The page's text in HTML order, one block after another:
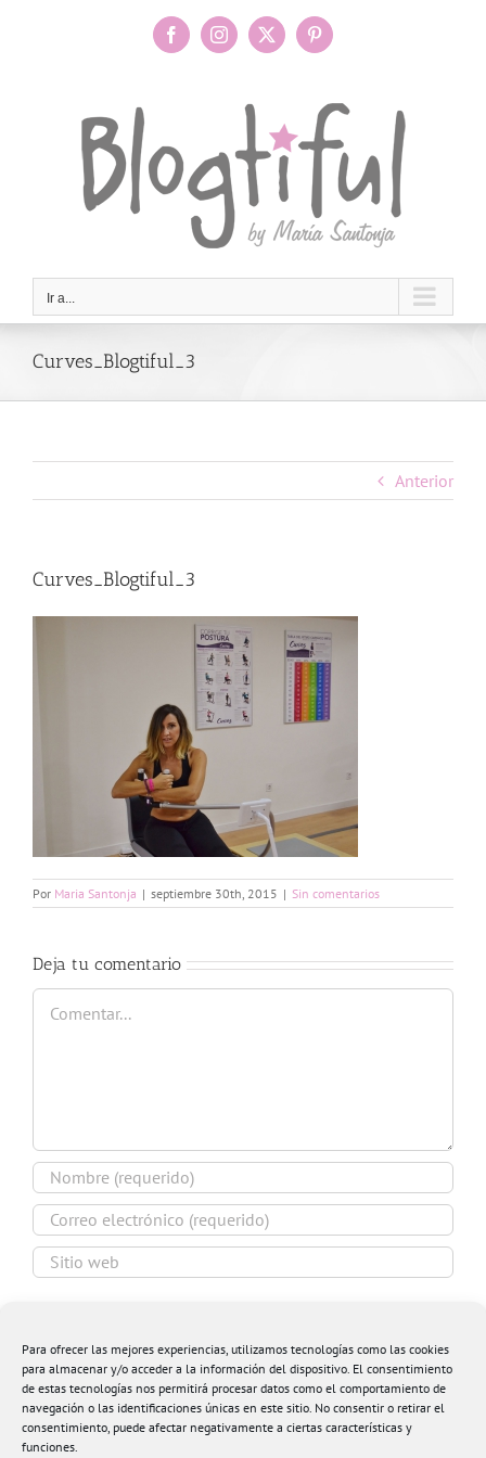
Para ofrecer las mejores experiencias, utilizamos tecnologías como las cookies
para almacenar y/o acceder a la información del dispositivo. El consentimiento
de estas tecnologías nos permitirá procesar datos como el comportamiento de
navegación o las identificaciones únicas en este sitio. No consentir o retirar el
consentimiento, puede afectar negativamente a ciertas características y
funciones.
FacebookInstagram
X Pinterest
Ir a...
Curves_Blogtiful_3
Anterior
Curves_Blogtiful_3
Por Maria Santonja | septiembre 30th, 2015 | Sin comentarios
Deja tu comentario
Comentar
navegador para la próxima vez que comente.